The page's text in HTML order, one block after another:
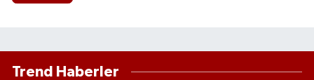
Trend Haberler